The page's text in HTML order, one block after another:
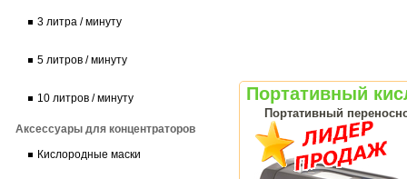
3 литра / минуту
5 литров / минуту
10 литров / минуту
Аксессуары для концентраторов
Кислородные маски
Портативный
Портативный